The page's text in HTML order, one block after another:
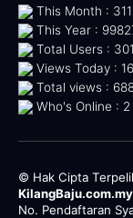
This Month :
This Year :
Total Users :
Views Today :
Total views :
Who's Online : 2
© Hak Cipta
KilangBaju.com.my
No. Pendaftaran